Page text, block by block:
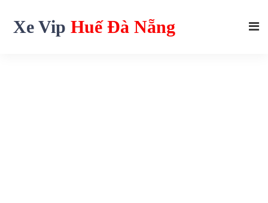
Xe Vip Huế Đà Nẵng